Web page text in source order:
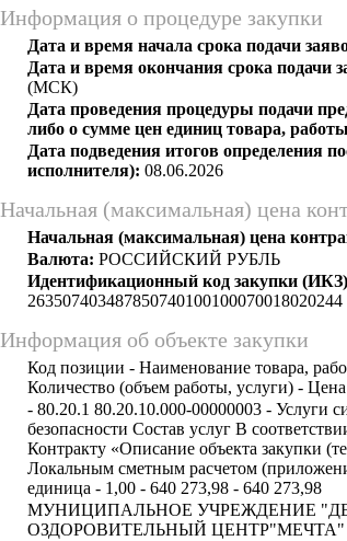
Информация о процедуре закупки
Дата и время начала срока подачи
Дата и время окончания срока подачи
(МСК)
Дата проведения процедуры подачи
либо о сумме цен единиц товара,
Дата подведения итогов определения
исполнителя): 08.06.2026
Начальная (максимальная) цена
Начальная (максимальная) цена
Валюта: РОССИЙСКИЙ РУБЛЬ
Идентификационный код закупки
263507403487850740100100070018020244
Информация об объекте закупки
Код позиции - Наименование товара,
Количество (объем работы, услуги) -
- 80.20.1 80.20.10.000-00000003 - Услуги
безопасности Состав услуг В
Контракту «Описание объекта закупки
Локальным сметным расчетом
единица - 1,00 - 640 273,98 - 640 273,98
МУНИЦИПАЛЬНОЕ УЧРЕЖДЕНИЕ
ОЗДОРОВИТЕЛЬНЫЙ ЦЕНТР"МЕЧТА"